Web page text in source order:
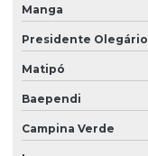
Manga
Presidente Olegário
Matipó
Baependi
Campina Verde